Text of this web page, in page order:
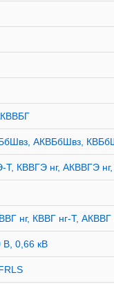
АКВБбШвз,
КВВГЭ нг, АКВВГЭ
нг, КВВГ нг-Т, АКВВГ
В, 0,66 кВ